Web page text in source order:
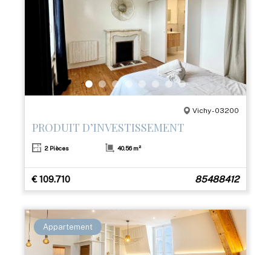
Vichy - 03200
PRODUIT D’INVESTISSEMENT
2 Pièces 40.56 m²
€ 109.710 85488412
Appartement